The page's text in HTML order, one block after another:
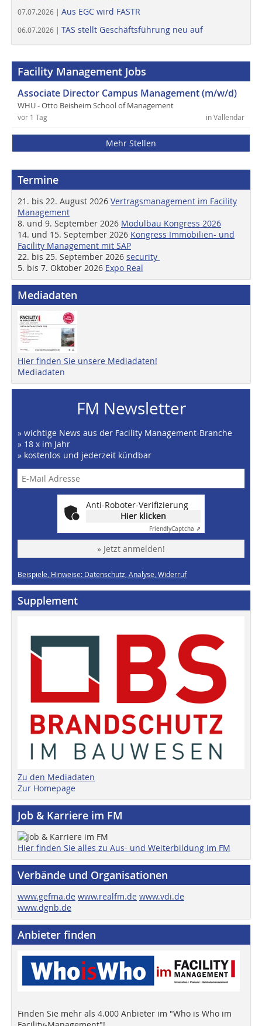
07.07.2026 | Aus EGC wird FASTR
06.07.2026 | TAS stellt Geschäftsführung neu auf
Facility Management Jobs
Associate Director Campus Management (m/w/d)
WHU - Otto Beisheim School of Management
in Vallendar
vor 1 Tag
Mehr Stellen
Termine
21. bis 22. August 2026 Vertragsmanagement im Facility
Management
8. und 9. September 2026 Modulbau Kongress 2026
14. und 15. September 2026 Kongress Immobilien- und
Facility Management mit SAP
22. bis 25. September 2026 security
5. bis 7. Oktober 2026 Expo Real
Mediadaten
Hier finden Sie unsere Mediadaten!
Mediadaten
FM Newsletter
» wichtige News aus der Facility Management-Branche
» 18 x im Jahr
» kostenlos und jederzeit kündbar
Anti-Roboter-Verifizierung
Hier klicken
FriendlyCaptcha ⇗
» Jetzt anmelden!
Beispiele, Hinweise: Datenschutz, Analyse, Widerruf
Supplement
Zu den Mediadaten
Zur Homepage
Job & Karriere im FM
Hier finden Sie alles zu Aus- und Weiterbildung im FM
Verbände und Organisationen
www.gefma.de www.realfm.de www.vdi.de
www.dgnb.de
Anbieter finden
Finden Sie mehr als 4.000 Anbieter im "Who is Who im